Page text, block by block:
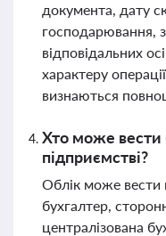
документа, дату
господарювання,
відповідальних
характеру
визнаються
Хто може вести
підприємстві?
Облік може
бухгалтер,
централізована